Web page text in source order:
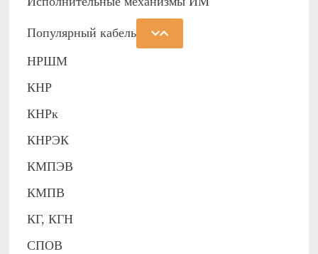
Популярный кабель
НРШМ
КНР
КНРк
КНРЭК
КМПЭВ
КМПВ
КГ, КГН
СПОВ